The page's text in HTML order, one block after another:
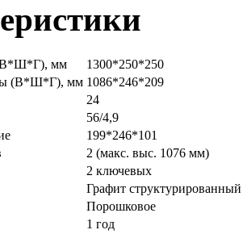
мм
1300*250*250
(В*Ш*Г), мм 1086*246*209
24
56/4,9
199*246*101
2 (макс. выс. 1076 мм)
2 ключевых
Графит
Порошковое
1 год